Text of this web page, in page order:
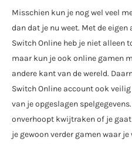
Misschien kun je nog wel veel
dan dat je nu weet. Met de
Switch Online heb je niet alleen
maar kun je ook online gamen
andere kant van de wereld.
Switch Online account ook
van je opgeslagen
onverhoopt kwijtraken of je
je gewoon verder gamen waar